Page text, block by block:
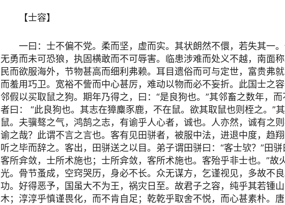
【士容】
一曰：士不偏不党。柔而坚，虚而实。其状朗然不儇，若失其一
无勇而未可恐狼，执固横敢而不可辱害。临患涉难而处义不越，南面
民而欲服海外，节物甚高而细利弗赖。耳目遗俗而可与定世，富贵弗
而羞用巧卫。宽裕不訾而中心甚厉，难动以物而必不妄折。此国士之
邻假以买取鼠之狗。期年乃得之，曰：“是良狗也。”其邻畜之数年，
者曰： “此良狗也。其志在獐麋豕鹿，不在鼠。欲其取鼠也则桎之。”
鼠。夫骥骜之气，鸿鹄之志，有谕乎人心者，诚也。人亦然，诚有之
谕之哉？此谓不言之言也。客有见田骈者，被服中法，进退中度，趋
听之毕而辞之。客出，田骈送之以目。弟子谓田骈曰：“客士欤？”田
客所弇敛，士所术施也；士所弇敛，客所术施也。客殆乎非士也。”故
光。骨节蚤成，空窍哭历，身必不长。众无谋方，乞谨视见，多故不
功。好得恶予，国虽大不为王，祸灾日至。故君子之容，纯乎其若锺
木；淳淳乎慎谨畏化，而不肯自足；乾乾乎取舍不悦，而心甚素朴。